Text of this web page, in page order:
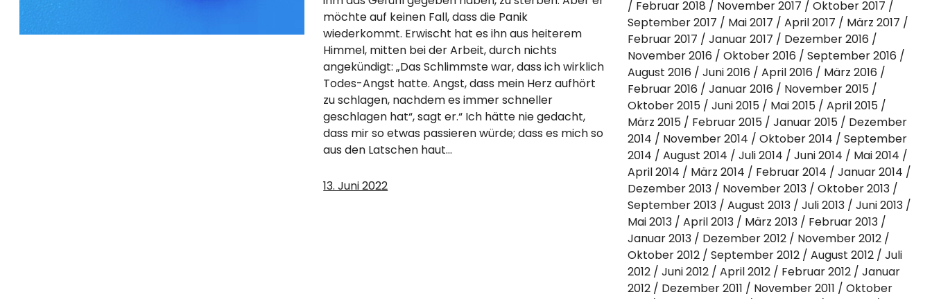
möchte auf keinen Fall, dass die Panik
wiederkommt. Erwischt hat es ihn aus heiterem
Himmel, mitten bei der Arbeit, durch nichts
angekündigt: „Das Schlimmste war, dass ich wirklich
Todes-Angst hatte. Angst, dass mein Herz aufhört
zu schlagen, nachdem es immer schneller
geschlagen hat“, sagt er.“ Ich hätte nie gedacht,
dass mir so etwas passieren würde; dass es mich so
aus den Latschen haut…
13. Juni 2022
Februar 2018
November 2017
Oktober 2017
September 2017
Mai 2017 April 2017
März 2017
Februar 2017
Januar 2017
Dezember 2016
November 2016
Oktober 2016
September 2016
August 2016
Juni 2016 April 2016
März 2016
Februar 2016
Januar 2016
November 2015
Oktober 2015
Juni 2015 Mai 2015
April 2015
März 2015
Februar 2015 Januar 2015
Dezember
2014
November 2014 Oktober 2014
September
2014
August 2014 Juli 2014 Juni 2014
Mai 2014
April 2014
März 2014 Februar 2014
Januar 2014
Dezember 2013
November 2013
Oktober 2013
September 2013
August 2013 Juli 2013
Juni 2013
Mai 2013
April 2013 März 2013
Februar 2013
Januar 2013
Dezember 2012
November 2012
Oktober 2012
September 2012 August 2012
Juli
2012
Juni 2012 April 2012 Februar 2012
Januar
2012
Dezember 2011 November 2011
Oktober